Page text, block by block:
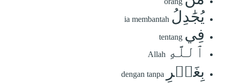
يُجَٰدِلُ ia membantah
فِي tentang
ٱللَّهِ Allah
بِغَيۡرِ dengan tanpa